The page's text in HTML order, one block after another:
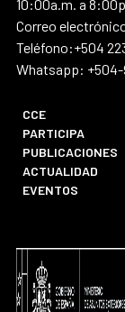
10:00a.m. a
Correo
Teléfono:+504
Whatsapp: +504-
CCE
PARTICIPA
PUBLICACIONES
ACTUALIDAD
EVENTOS